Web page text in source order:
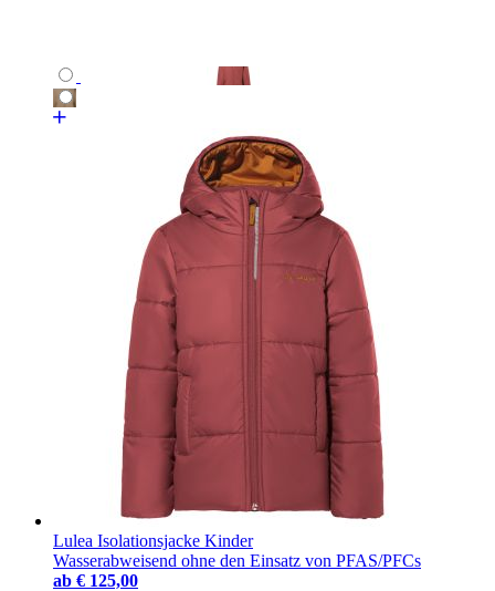
Lulea Isolationsjacke Kinder
Wasserabweisend ohne den Einsatz von PFAS/PFCs
ab € 125,00